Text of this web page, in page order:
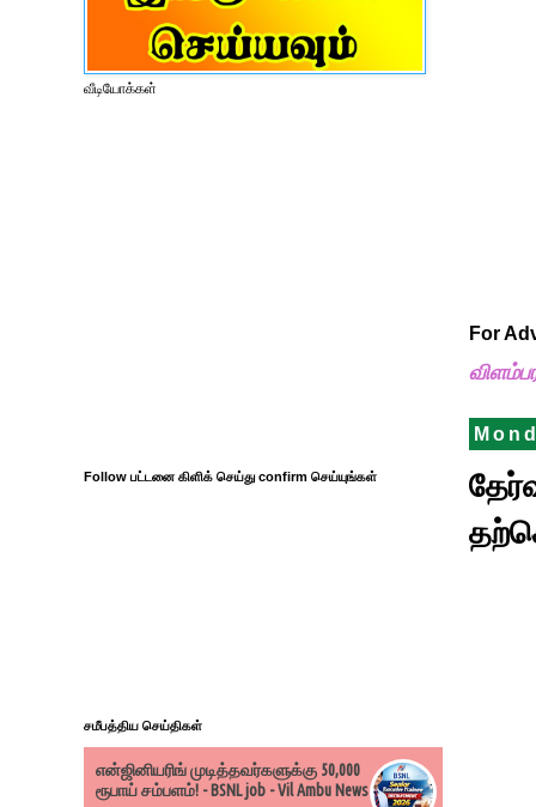
For
வீடியோக்கள்
Follow பட்டனை கிளிக் செய்து confirm செய்யுங்கள்
சமீபத்திய செய்திகள்
என்ஜினியரிங் முடித்தவர்களுக்கு 50,000
ரூபாய் சம்பளம்! - BSNL job - Vil Ambu News